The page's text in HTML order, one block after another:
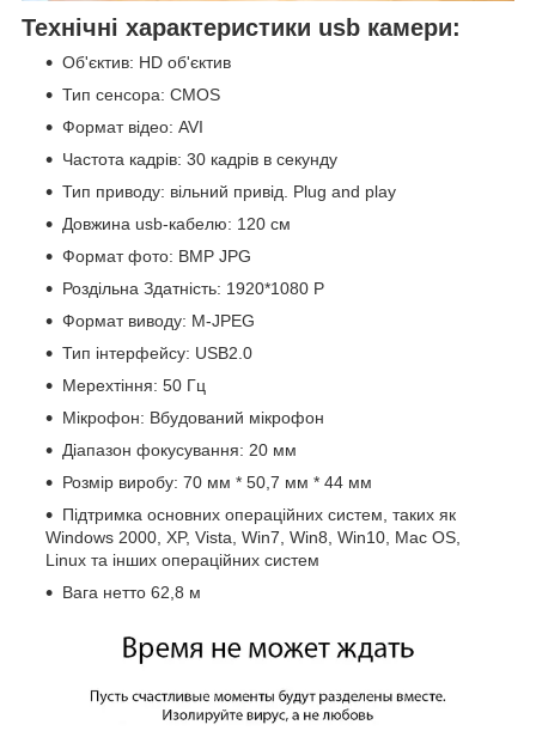
Технічні характеристики usb камери:
Об'єктив: HD об'єктив
Тип сенсора: CMOS
Формат відео: AVI
Частота кадрів: 30 кадрів в секунду
Тип приводу: вільний привід. Plug and play
Довжина usb-кабелю: 120 см
Формат фото: BMP JPG
Роздільна Здатність: 1920*1080 P
Формат виводу: M-JPEG
Тип інтерфейсу: USB2.0
Мерехтіння: 50 Гц
Мікрофон: Вбудований мікрофон
Діапазон фокусування: 20 мм
Розмір виробу: 70 мм * 50,7 мм * 44 мм
Підтримка основних операційних систем, таких як
Windows 2000, XP, Vista, Win7, Win8, Win10, Mac OS,
Linux та інших операційних систем
Вага нетто 62,8 м